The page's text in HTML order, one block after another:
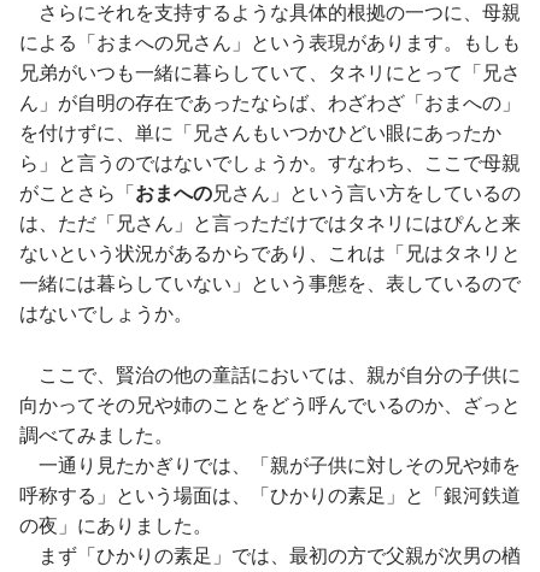
さらにそれを支持するような具体的根拠の一つに、母親
による「おまへの兄さん」という表現があります。もしも
兄弟がいつも一緒に暮らしていて、タネリにとって「兄さ
ん」が自明の存在であったならば、わざわざ「おまへの」
を付けずに、単に「兄さんもいつかひどい眼にあったか
ら」と言うのではないでしょうか。すなわち、ここで母親
がことさら「 おまへの兄さん」という言い方をしているの
は、ただ「兄さん」と言っただけではタネリにはぴんと来
ないという状況があるからであり、これは「兄はタネリと
一緒には暮らしていない」という事態を、表しているので
はないでしょうか。
ここで、賢治の他の童話においては、親が自分の子供に
向かってその兄や姉のことをどう呼んでいるのか、ざっと
調べてみました。
一通り見たかぎりでは、「親が子供に対しその兄や姉を
呼称する」という場面は、「ひかりの素足」と「銀河鉄道
の夜」にありました。
まず「ひかりの素足」では、最初の方で父親が次男の楢